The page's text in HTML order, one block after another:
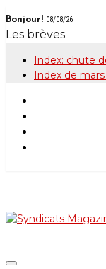
Skip
to
content
Bonjour! 08/08/26
Les brèves
Index: chute
Index de